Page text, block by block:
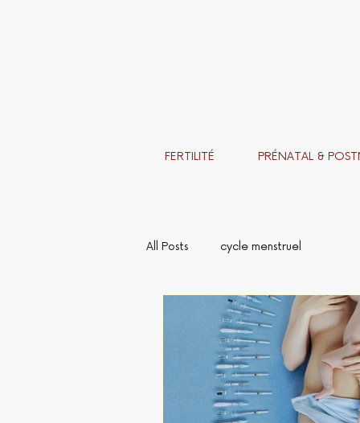
FERTILITÉ PRÉNATAL &
All Posts cycle menstruel